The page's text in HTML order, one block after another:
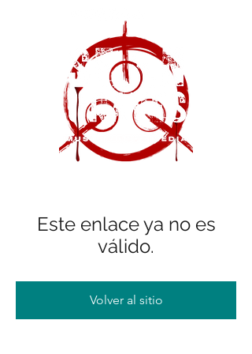
Este enlace ya no es
válido.
Volver al sitio